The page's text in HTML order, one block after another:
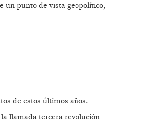
un punto de vista geopolítico,
de estos últimos años.
llamada tercera revolución